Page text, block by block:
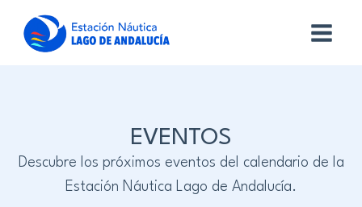
EVENTOS
Descubre los próximos eventos del calendario de la
Estación Náutica Lago de Andalucía.